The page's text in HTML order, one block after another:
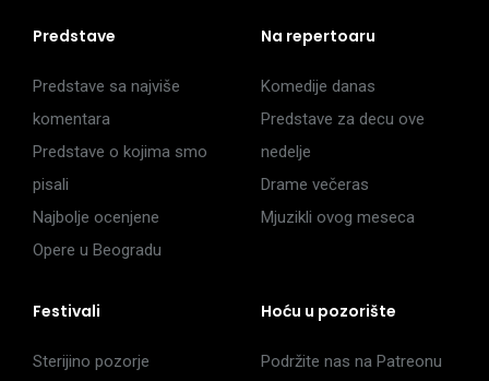
Predstave
Predstave sa najviše
komentara
Predstave o kojima smo
pisali
Najbolje ocenjene
Opere u Beogradu
Na repertoaru
Komedije danas
Predstave za decu ove
nedelje
Drame večeras
Mjuzikli ovog meseca
Festivali
Sterijino pozorje
Hoću u pozorište
Podržite nas na Patreonu